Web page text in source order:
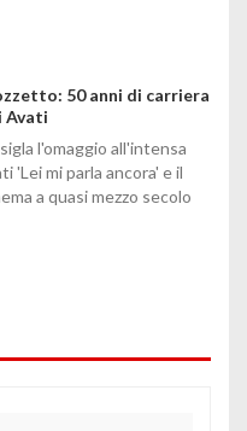
50 anni di carriera
Avati
l'omaggio all'intensa
'Lei mi parla ancora' e il
a quasi mezzo secolo